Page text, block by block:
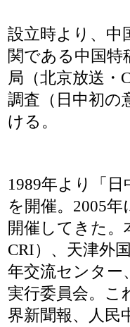
設立時より、中
関である中国特
局（北京放送・
調査（日中初の
ける。
1989年より「
を開催。2005
開催してきた。
CRI）、天津外
年交流センター
実行委員会。こ
界新聞報、人民